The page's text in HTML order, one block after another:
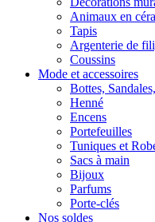
Animaux en
Tapis
Argenterie de
Coussins
Mode et accessoires
Bottes,
Henné
Encens
Portefeuilles
Tuniques et
Sacs à main
Bijoux
Parfums
Porte-clés
Nos soldes